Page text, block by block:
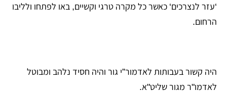
‘עזר לנצרכים‘ כאשר כל מקרה טרגי וקשיים, באו לפתחו ולליבו
הרחום.
היה קשור בעבותות לאדמור”י גור והיה חסיד נלהב ומבוטל
לאדמו"ר מגור שליט"א.